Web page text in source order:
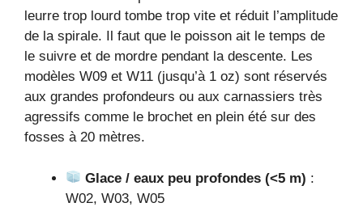
leurre trop lourd tombe trop vite et réduit l’amplitude
de la spirale. Il faut que le poisson ait le temps de
le suivre et de mordre pendant la descente. Les
modèles W09 et W11 (jusqu’à 1 oz) sont réservés
aux grandes profondeurs ou aux carnassiers très
agressifs comme le brochet en plein été sur des
fosses à 20 mètres.
Glace / eaux peu profondes (<5 m) :
W02, W03, W05